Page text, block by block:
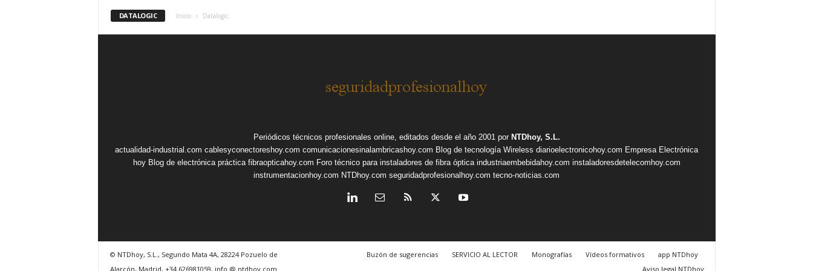
DATALOGIC Inicio Datalogic
Periódicos técnicos profesionales online, editados desde el año 2001 por NTDhoy, S.L.
actualidad-industrial.com cablesyconectoreshoy.com comunicacionesinalambricashoy.com Blog de tecnología Wireless diarioelectronicohoy.com Empresa Electrónica
hoy Blog de electrónica práctica fibraopticahoy.com Foro técnico para instaladores de fibra óptica industriaembebidahoy.com instaladoresdetelecomhoy.com
instrumentacionhoy.com NTDhoy.com seguridadprofesionalhoy.com tecno-noticias.com
Buzón de sugerencias SERVICIO AL LECTOR Monografías Vídeos formativos
app NTDhoy
Aviso legal NTDhoy
© NTDhoy, S.L., Segundo Mata 4A, 28224 Pozuelo de
Alarcón, Madrid, +34 626981059, info @ ntdhoy.com